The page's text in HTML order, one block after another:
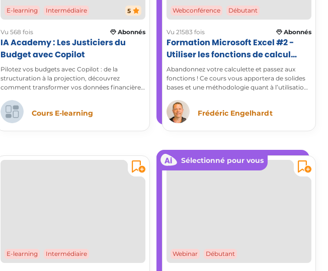
E-learning Intermédiaire 5
Vu 568 fois Abonnés
IA Academy : Les Justiciers du
Budget avec Copilot
Pilotez vos budgets avec Copilot : de la
structuration à la projection, découvrez
comment transformer vos données financières
Cours E-learning
Webconférence Débutant
Vu 21583 fois Abonnés
Formation Microsoft Excel #2 -
Utiliser les fonctions de calcul
essentielles
Abandonnez votre calculette et passez aux
fonctions ! Ce cours vous apportera de solides
bases et une méthodologie quant à l’utilisation
tableur Microsoft Excel.
Frédéric Engelhardt
E-learning Intermédiaire
Sélectionné pour vous
Webinar Débutant